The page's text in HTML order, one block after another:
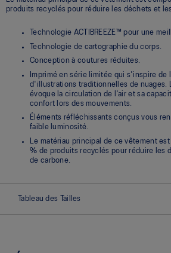
produits recyclés pour réduire les déchets et
Technologie ACTIBREEZE™ pour une
Technologie de cartographie du corps.
Conception à coutures réduites.
Imprimé en série limitée qui s'inspire de
d'illustrations traditionnelles de nuages.
évoque la circulation de l'air et sa
confort lors des mouvements.
Éléments réfléchissants conçus vous
faible luminosité.
Le matériau principal de ce vêtement
% de produits recyclés pour réduire les
de carbone.
Tableau des Tailles